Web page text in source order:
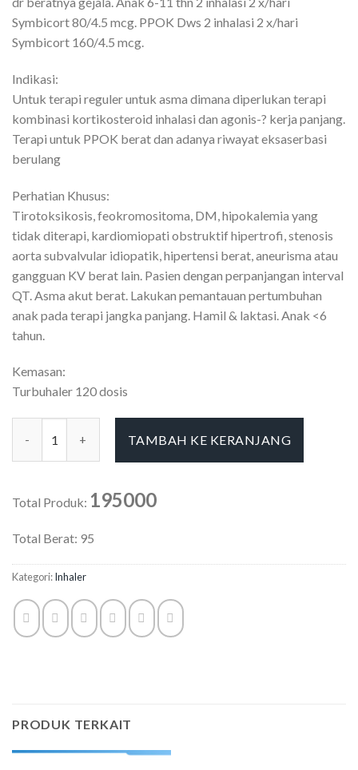
Symbicort 80/4.5 mcg. PPOK Dws 2 inhalasi 2 x/hari
Symbicort 160/4.5 mcg.
Indikasi:
Untuk terapi reguler untuk asma dimana diperlukan terapi
kombinasi kortikosteroid inhalasi dan agonis-? kerja panjang.
Terapi untuk PPOK berat dan adanya riwayat eksaserbasi
berulang
Perhatian Khusus:
Tirotoksikosis, feokromositoma, DM, hipokalemia yang
tidak diterapi, kardiomiopati obstruktif hipertrofi, stenosis
aorta subvalvular idiopatik, hipertensi berat, aneurisma atau
gangguan KV berat lain. Pasien dengan perpanjangan interval
QT. Asma akut berat. Lakukan pemantauan pertumbuhan
anak pada terapi jangka panjang. Hamil & laktasi. Anak <6
tahun.
Kemasan:
Turbuhaler 120 dosis
TAMBAH KE KERANJANG
Total Produk: 195000
Total Berat: 95
Kategori:Inhaler
PRODUK TERKAIT